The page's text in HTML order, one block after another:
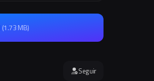
(1.73 MB)
Seguir